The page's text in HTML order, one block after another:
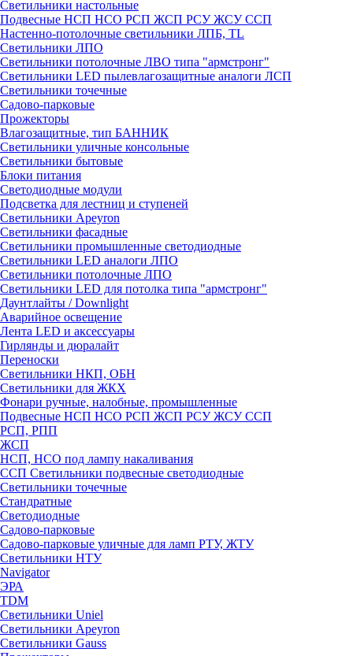
Светильники настольные
Подвесные НСП НСО РСП ЖСП РСУ ЖСУ ССП
Настенно-потолочные светильники ЛПБ, TL
Светильники ЛПО
Светильники потолочные ЛВО типа "армстронг"
Светильники LED пылевлагозащитные аналоги ЛСП
Светильники точечные
Садово-парковые
Прожекторы
Влагозащитные, тип БАННИК
Светильники уличные консольные
Светильники бытовые
Блоки питания
Светодиодные модули
Подсветка для лестниц и ступеней
Светильники Apeyron
Светильники фасадные
Светильники промышленные светодиодные
Светильники LED аналоги ЛПО
Светильники потолочные ЛПО
Светильники LED для потолка типа "армстронг"
Даунтлайты / Downlight
Аварийное освещение
Лента LED и аксессуары
Гирлянды и дюралайт
Переноски
Светильники НКП, ОБН
Светильники для ЖКХ
Фонари ручные, налобные, промышленные
Подвесные НСП НСО РСП ЖСП РСУ ЖСУ ССП
РСП, РПП
ЖСП
НСП, НСО под лампу накаливания
ССП Светильники подвесные светодиодные
Светильники точечные
Стандратные
Светодиодные
Садово-парковые
Садово-парковые уличные для ламп РТУ, ЖТУ
Светильники НТУ
Navigator
ЭРА
TDM
Светильники Uniel
Светильники Apeyron
Светильники Gauss